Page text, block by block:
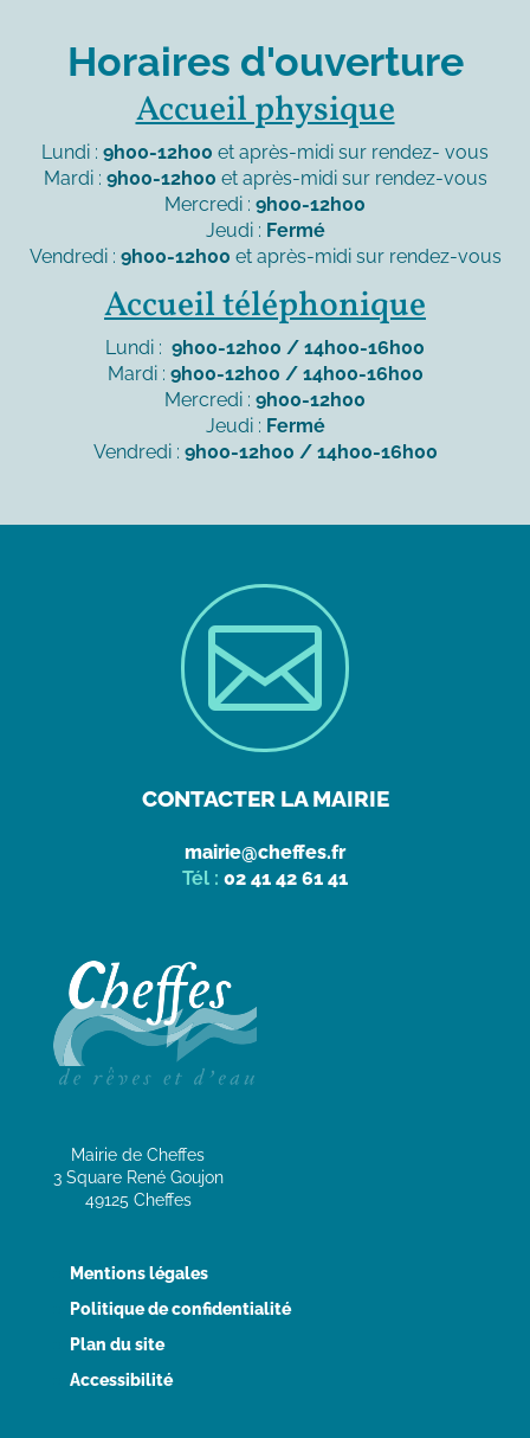
Horaires d'ouverture
Accueil physique
Lundi : 9h00-12h00 et après-midi sur rendez- vous
Mardi : 9h00-12h00 et après-midi sur rendez-vous
Mercredi : 9h00-12h00
Jeudi : Fermé
Vendredi : 9h00-12h00 et après-midi sur rendez-vous
Accueil téléphonique
Lundi : 9h00-12h00 / 14h00-16h00
Mardi : 9h00-12h00 / 14h00-16h00
Mercredi : 9h00-12h00
Jeudi : Fermé
Vendredi : 9h00-12h00 / 14h00-16h00

CONTACTER LA MAIRIE
mairie@cheffes.fr
Tél : 02 41 42 61 41
Mairie de Cheffes
3 Square René Goujon
49125 Cheffes
Mentions légales
Politique de confidentialité
Plan du site
Accessibilité